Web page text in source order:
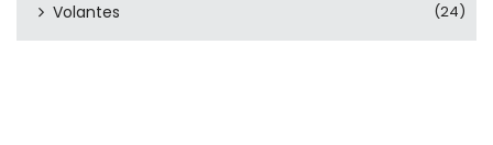
Volantes (24)